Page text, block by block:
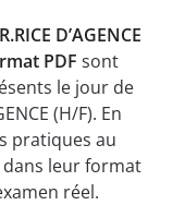
D’AGENCE
PDF sont
le jour de
(H/F). En
pratiques au
leur format
réel.